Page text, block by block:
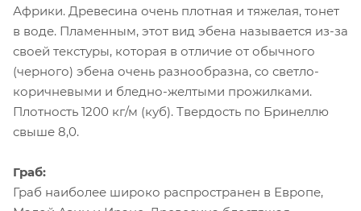
Африки. Древесина очень плотная и тяжелая, тонет
в воде. Пламенным, этот вид эбена называется из-за
своей текстуры, которая в отличие от обычного
(черного) эбена очень разнообразна, со светло-
коричневыми и бледно-желтыми прожилками.
Плотность 1200 кг/м (куб). Твердость по Бринеллю
свыше 8,0.
Граб:
Граб наиболее широко распространен в Европе,